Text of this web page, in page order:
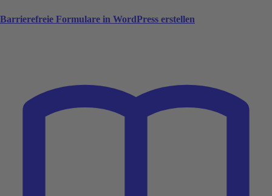
Barrierefreie Formulare in WordPress erstellen